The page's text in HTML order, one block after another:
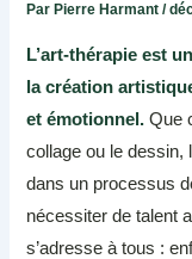
Par Pierre Harmant/
L’art-thérapie est
la création
et émotionnel. Que
collage ou le dessin,
dans un processus
nécessiter de talent
s’adresse à tous :